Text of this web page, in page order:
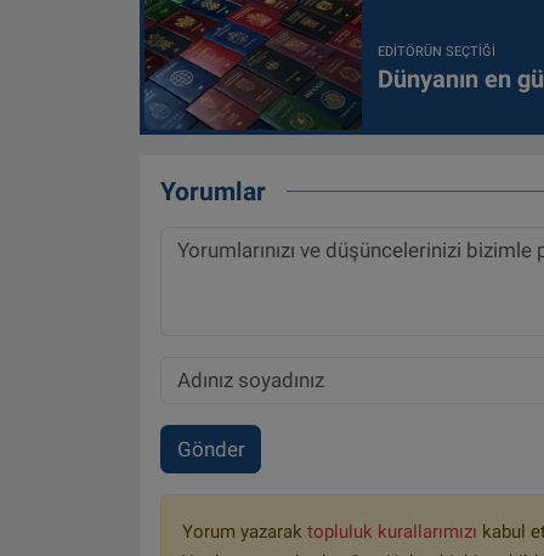
EDITÖRÜN SEÇTIĞI
Dünyanın en
Yorumlar
Gönder
Yorum yazarak topluluk kurallarımızı kabul